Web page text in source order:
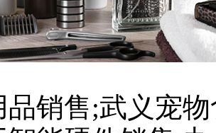
品销售;武义宠